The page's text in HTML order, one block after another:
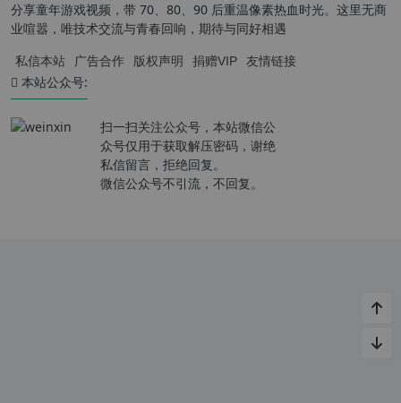
分享童年游戏视频，带 70、80、90 后重温像素热血时光。这里无商
业喧嚣，唯技术交流与青春回响，期待与同好相遇
私信本站 广告合作 版权声明 捐赠VIP 友情链接
本站公众号:
扫一扫关注公众号，本站微信公
众号仅用于获取解压密码，谢绝
私信留言，拒绝回复。
微信公众号不引流，不回复。